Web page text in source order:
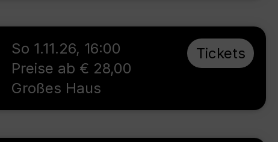
So 1.11.26, 16:00
Preise ab € 28,00
Großes Haus
Tickets